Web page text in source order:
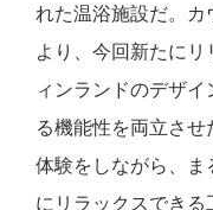
れた温浴施設だ。
より、今回新たに
ィンランドのデザ
る機能性を両立さ
体験をしながら、ま
にリラックスできる